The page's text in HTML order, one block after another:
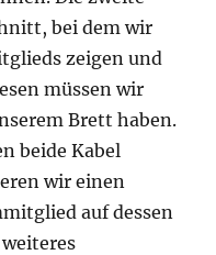
bei dem wir
zeigen und
müssen wir
Brett haben.
beide Kabel
wir einen
auf dessen